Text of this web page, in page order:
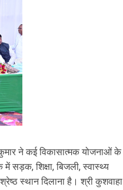
ने कई विकासात्मक योजनाओं के
सड़क, शिक्षा, बिजली, स्वास्थ्य
स्थान दिलाना है। श्री कुशवाहा